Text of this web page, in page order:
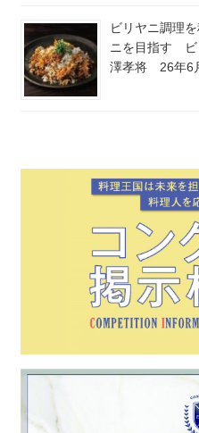
ビリヤニ調理
ニを目指す ビ
澤孝将 26年6